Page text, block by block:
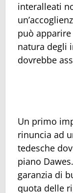
interalleati
può
natura degli
dovrebbe
Un primo
rinuncia ad
tedesche
piano
garanzia di
quota delle